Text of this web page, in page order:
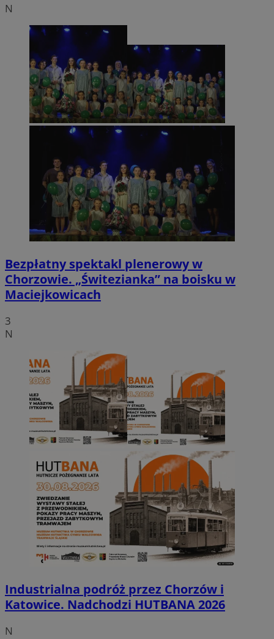
N
Bezpłatny spektakl plenerowy w
Chorzowie. „Świtezianka” na boisku w
Maciejkowicach
3
N
Industrialna podróż przez Chorzów i
Katowice. Nadchodzi HUTBANA 2026
N